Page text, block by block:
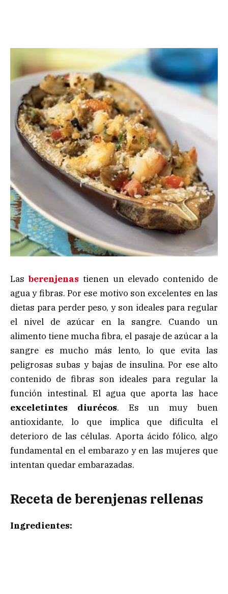
Las berenjenas tienen un elevado contenido de
agua y fibras. Por ese motivo son excelentes en las
dietas para perder peso, y son ideales para regular
el nivel de azúcar en la sangre. Cuando un
alimento tiene mucha fibra, el pasaje de azúcar a la
sangre es mucho más lento, lo que evita las
peligrosas subas y bajas de insulina. Por ese alto
contenido de fibras son ideales para regular la
función intestinal. El agua que aporta las hace
exceletintes diurécos. Es un muy buen
antioxidante, lo que implica que dificulta el
deterioro de las células. Aporta ácido fólico, algo
fundamental en el embarazo y en las mujeres que
intentan quedar embarazadas.
Receta de berenjenas rellenas
Ingredientes: